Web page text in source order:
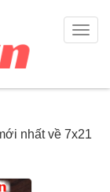
nhất về 7x21